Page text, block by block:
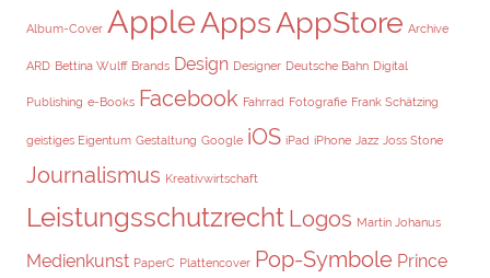
Album-Cover AppleAppsAppStore Archive
ARD Bettina Wulff Brands Design Designer Deutsche Bahn Digital
Publishing e-Books Facebook Fahrrad Fotografie Frank Schätzing
geistiges Eigentum Gestaltung Google iOS iPad iPhone Jazz Joss Stone
Journalismus Kreativwirtschaft
Leistungsschutzrecht Logos Martin Johanus
Medienkunst PaperC Plattencover Pop-Symbole Prince